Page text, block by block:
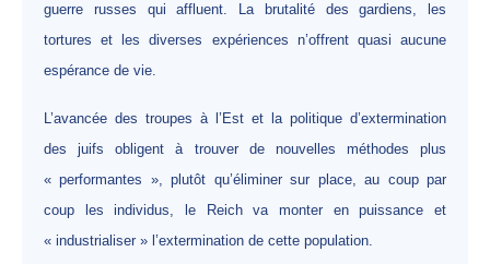
guerre russes qui affluent. La brutalité des gardiens, les
tortures et les diverses expériences n’offrent quasi aucune
espérance de vie.
L’avancée des troupes à l’Est et la politique d’extermination
des juifs obligent à trouver de nouvelles méthodes plus
« performantes », plutôt qu’éliminer sur place, au coup par
coup les individus, le Reich va monter en puissance et
« industrialiser » l’extermination de cette population.